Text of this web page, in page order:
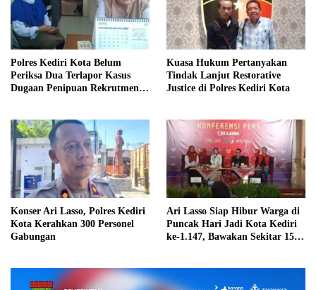
Polres Kediri Kota Belum
Periksa Dua Terlapor Kasus
Dugaan Penipuan Rekrutmen
Kuasa Hukum Pertanyakan
Tindak Lanjut Restorative
Justice di Polres Kediri Kota
Konser Ari Lasso, Polres Kediri
Kota Kerahkan 300 Personel
Gabungan
Ari Lasso Siap Hibur Warga di
Puncak Hari Jadi Kota Kediri
ke-1.147, Bawakan Sekitar 15